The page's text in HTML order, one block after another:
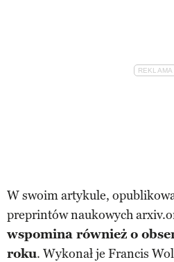
W swoim artykule,
preprintów naukowych
wspomina również o
roku. Wykonał je Francis